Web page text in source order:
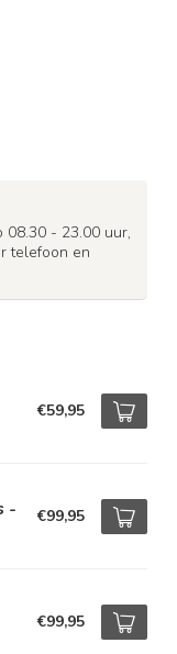
08.30 - 23.00 uur,
telefoon en
€59,95
- €99,95
€99,95